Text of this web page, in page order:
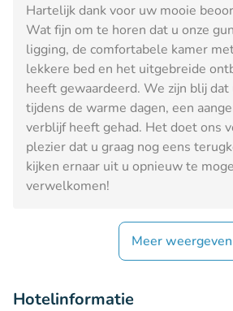
Hartelijk dank voor uw mooie
Wat fijn om te horen dat u onze
ligging, de comfortabele kamer
lekkere bed en het uitgebreide
heeft gewaardeerd. We zijn blij dat
tijdens de warme dagen, een
verblijf heeft gehad. Het doet ons
plezier dat u graag nog eens
kijken ernaar uit u opnieuw te
verwelkomen!
Meer weergeven
Hotelinformatie